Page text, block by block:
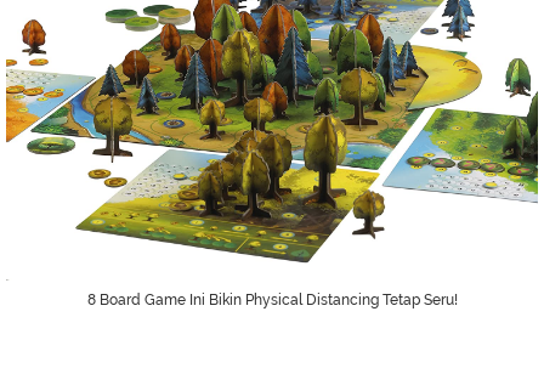
8 Board Game Ini Bikin Physical Distancing Tetap Seru!